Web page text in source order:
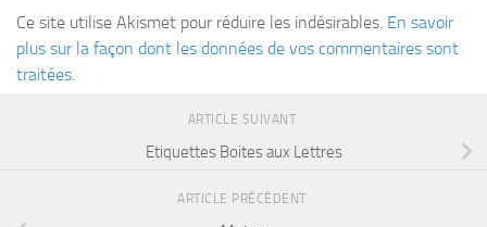
Ce site utilise Akismet pour réduire les indésirables. En savoir
plus sur la façon dont les données de vos commentaires sont
traitées.
ARTICLE SUIVANT
Etiquettes Boites aux Lettres
ARTICLE PRÉCÉDENT